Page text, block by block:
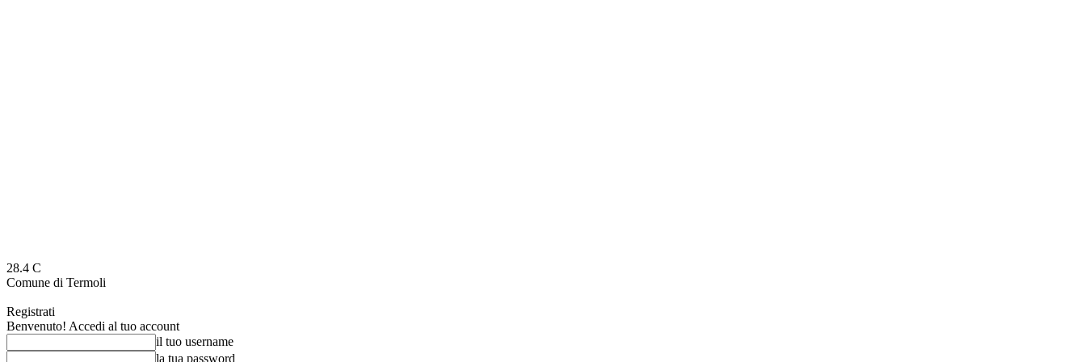
28.4 C
Comune di Termoli
Registrati
Benvenuto! Accedi al tuo account
il tuo username
la tua password